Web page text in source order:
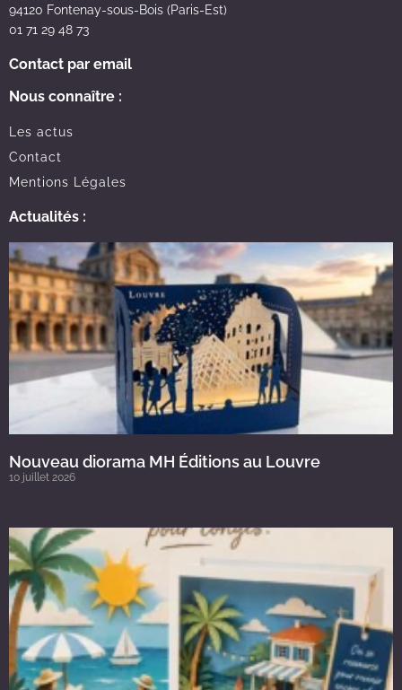
94120 Fontenay-sous-Bois (Paris-Est)
01 71 29 48 73
Contact par email
Nous connaître :
Les actus
Contact
Mentions Légales
Actualités :
Nouveau diorama MH Éditions au Louvre
10 juillet 2026